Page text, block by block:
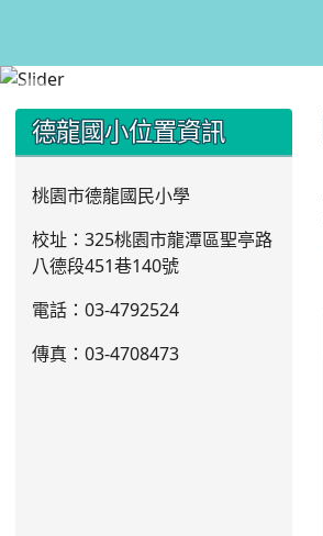
::: 德龍國小位置資訊
桃園市德龍國民小學
校址：325桃園市龍潭區聖亭路
八德段451巷140號
電話：03-4792524
傳真：03-4708473